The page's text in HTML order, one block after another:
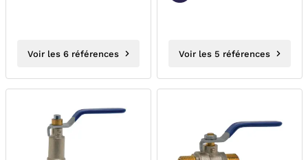
Voir les 6 références Voir les 5 références